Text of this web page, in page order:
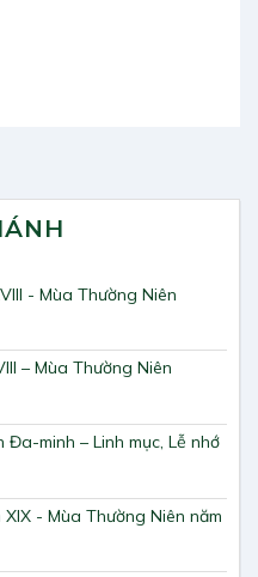
- Mùa Thường Niên
– Mùa Thường Niên
Đa-minh – Linh mục, Lễ nhớ
- Mùa Thường Niên năm